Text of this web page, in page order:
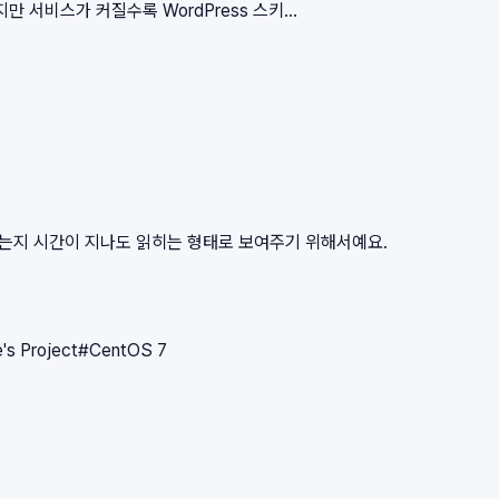
만 서비스가 커질수록 WordPress 스키...
지 시간이 지나도 읽히는 형태로 보여주기 위해서예요.
Project#CentOS 7